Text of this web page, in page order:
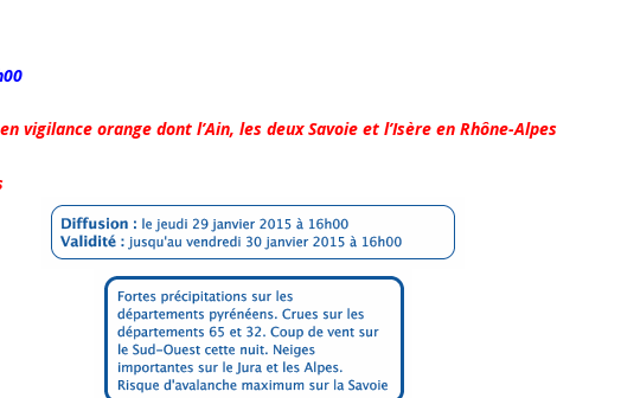
vigilance orange dont l’Ain, les deux Savoie et l’Isère en Rhône-Alpes